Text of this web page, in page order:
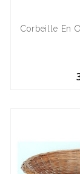
Corbeille En